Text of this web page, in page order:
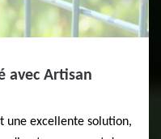
avec Artisan
une excellente solution,